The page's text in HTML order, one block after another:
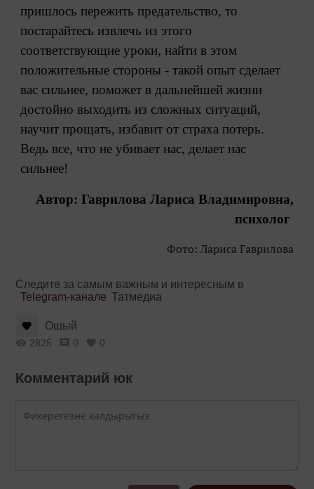
пришлось пережить предательство, то
постарайтесь извлечь из этого
соответствующие уроки, найти в этом
положительные стороны - такой опыт сделает
вас сильнее, поможет в дальнейшей жизни
достойно выходить из сложных ситуаций,
научит прощать, избавит от страха потерь.
Ведь все, что не убивает нас, делает нас
сильнее!
Автор: Гаврилова Лариса Владимировна,
психолог
Фото: Лариса Гаврилова
Следите за самым важным и интересным в
Telegram-канале Татмедиа
Ошый
2825 0 0
Комментарий юк